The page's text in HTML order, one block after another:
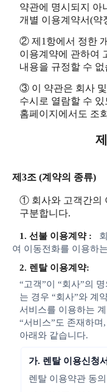
약관에 명시되지 아
개별 이용계약서(약
② 제1항에서 정한
이용계약에 관하여
내용을 규정할 수 없
③ 이 약관은 회사
수시로 열람할 수
홈페이지에서도 조
제3조 (계약의 종류)
① 회사와 고객간의
구분합니다.
1. 선불 이용계약 :
여 이동전화를 이용하
2. 렌탈 이용계약:
“고객”이 “회사”의
는 경우 “회사”와 계
서비스를 이용하는
“서비스”도 존재하
아래와 같습니다.
가. 렌탈 이용신청서
렌탈 이용약관 동